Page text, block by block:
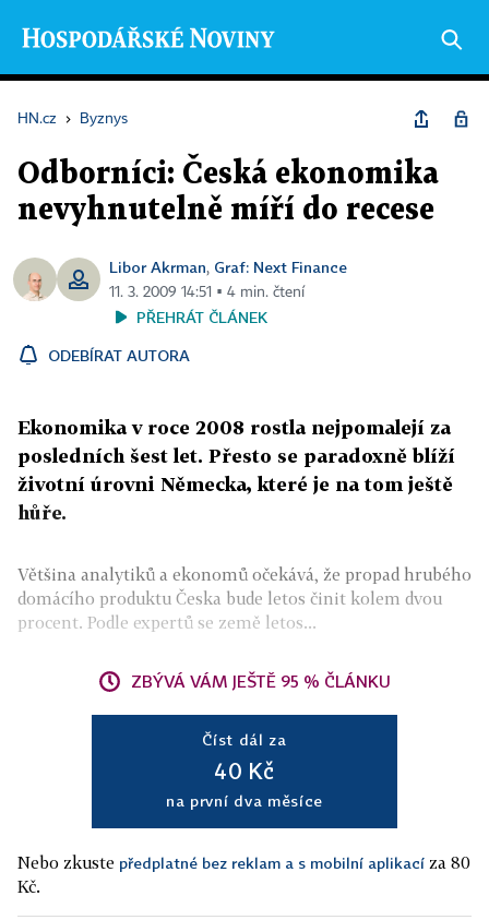
HN.cz › Byznys
Odborníci: Česká ekonomika
nevyhnutelně míří do recese
Libor Akrman, Graf: Next Finance
11. 3. 2009 14:51 ▪ 4 min. čtení
PŘEHRÁT ČLÁNEK
ODEBÍRAT AUTORA
Ekonomika v roce 2008 rostla nejpomalejí za
posledních šest let. Přesto se paradoxně blíží
životní úrovni Německa, které je na tom ještě
hůře.
Většina analytiků a ekonomů očekává, že propad hrubého
domácího produktu Česka bude letos činit kolem dvou
procent. Podle expertů se země letos...
ZBÝVÁ VÁM JEŠTĚ 95 % ČLÁNKU
Číst dál za
40 Kč
na první dva měsíce
Nebo zkuste předplatné bez reklam a s mobilní aplikací za 80
Kč.